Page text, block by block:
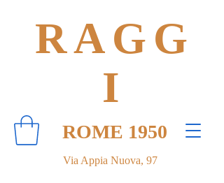
Via Appia Nuova, 97
RAGG
I
ROME 1950